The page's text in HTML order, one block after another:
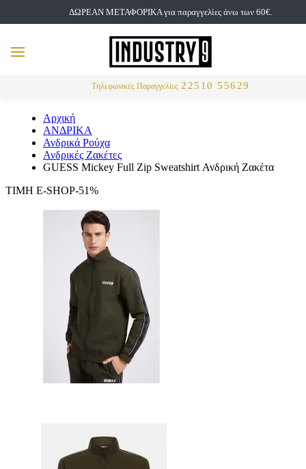
ΔΩΡΕΑΝ ΜΕΤΑΦΟΡΙΚΑ για παραγγελίες άνω των 60€.
Τηλεφωνικές Παραγγελίες 22510 55629
MENU
Αρχική
ΑΝΔΡΙΚΑ
Ανδρικά Ρούχα
Ανδρικές Ζακέτες
GUESS Mickey Full Zip Sweatshirt Ανδρική Ζακέτα
ΤΙΜΗ E-SHOP-51%